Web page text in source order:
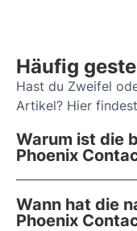
Häufig
Hast du Zweifel
Artikel? Hier
Warum ist die
Phoenix
Wann hat die
Phoenix